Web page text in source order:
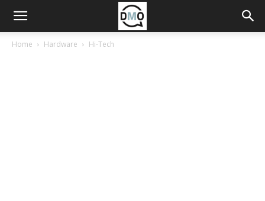
Home Hardware Hi-Tech